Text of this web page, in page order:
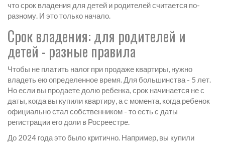
что срок владения для детей и родителей считается по-
разному. И это только начало.
Срок владения: для родителей и
детей - разные правила
Чтобы не платить налог при продаже квартиры, нужно
владеть ею определенное время. Для большинства - 5 лет.
Но если вы продаете долю ребенка, срок начинается не с
даты, когда вы купили квартиру, а с момента, когда ребенок
официально стал собственником - то есть с даты
регистрации его доли в Росреестре.
До 2024 года это было критично. Например, вы купили